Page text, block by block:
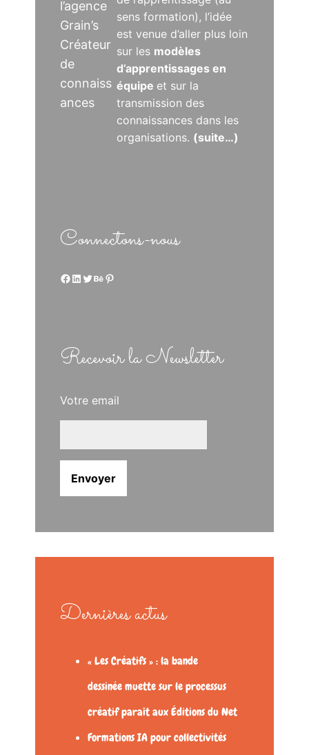
l’agence
Grain’s
Créateur
de
connaiss
ances
sens formation), l’idée
est venue d’aller plus loin
sur les modèles
d’apprentissages en
équipe et sur la
transmission des
connaissances dans les
organisations. (suite…)
Connectons-nous
Facebook LinkedIn Twitter Behance Pinterest
Recevoir la Newsletter
Votre email
Dernières actus
« Les Créatifs » : la bande
dessinée muette sur le processus
créatif paraît aux Éditions du Net
Formations IA pour collectivités